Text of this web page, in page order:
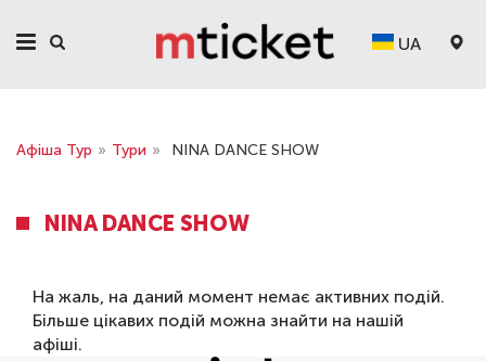
UA
Афіша Тур » Тури » NINA DANCE SHOW
NINA DANCE SHOW
На жаль, на даний момент немає активних подій.
Більше цікавих подій можна знайти на нашій
афіші.